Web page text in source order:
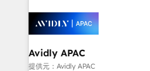
Retail execution, CPQ,
HubSpot CMS developments. And we're champions
experience. Working hand-in-hand with your team,
we’ll assemble a RevOps
traffic, generates better leads
revenue goals. We've worked with thousands of
Avidly APAC
提供元：Avidly APAC